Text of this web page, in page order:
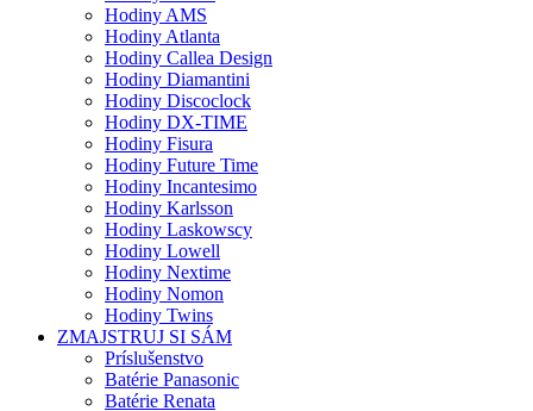
Hodiny AMS
Hodiny Atlanta
Hodiny Callea Design
Hodiny Diamantini
Hodiny Discoclock
Hodiny DX-TIME
Hodiny Fisura
Hodiny Future Time
Hodiny Incantesimo
Hodiny Karlsson
Hodiny Laskowscy
Hodiny Lowell
Hodiny Nextime
Hodiny Nomon
Hodiny Twins
ZMAJSTRUJ SI SÁM
Príslušenstvo
Batérie Panasonic
Batérie Renata